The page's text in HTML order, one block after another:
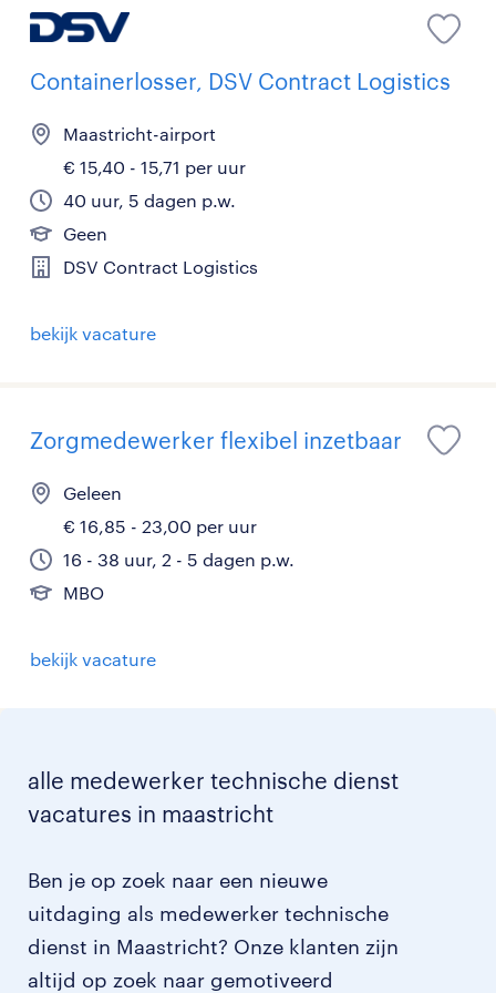
Containerlosser, DSV Contract Logistics
Maastricht-airport
€ 15,40 - 15,71 per uur
40 uur, 5 dagen p.w.
Geen
DSV Contract Logistics
bekijk vacature
Zorgmedewerker flexibel inzetbaar
Geleen
€ 16,85 - 23,00 per uur
16 - 38 uur, 2 - 5 dagen p.w.
MBO
bekijk vacature
alle medewerker technische dienst
vacatures in maastricht
Ben je op zoek naar een nieuwe
uitdaging als medewerker technische
dienst in Maastricht? Onze klanten zijn
altijd op zoek naar gemotiveerd